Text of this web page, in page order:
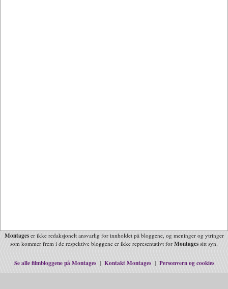
Montageser ikke redaksjonelt ansvarlig for innholdet på bloggene, og meninger og ytringer
som kommer frem i de respektive bloggene er ikke representativt for Montages sitt syn.
Se alle filmbloggene på Montages| Kontakt Montages| Personvern og cookies